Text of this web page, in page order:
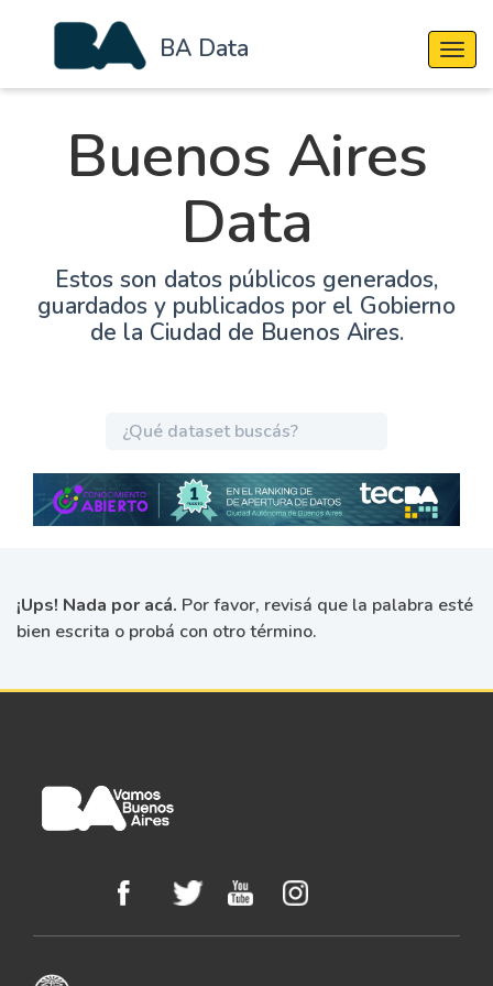
BA Data
Buenos Aires
Data
Estos son datos públicos generados,
guardados y publicados por el Gobierno
de la Ciudad de Buenos Aires.
¡Ups! Nada por acá. Por favor, revisá que la palabra esté
bien escrita o probá con otro término.